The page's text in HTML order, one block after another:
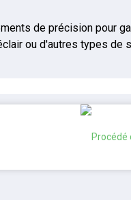
de précision pour
ou d'autres types